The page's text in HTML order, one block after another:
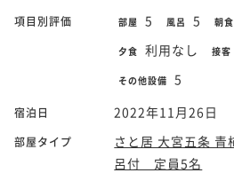
項目別評価 部屋 5 風呂 5 朝食
夕食 利用なし 接客
その他設備 5
宿泊日 2022年11月26日
部屋タイプ
さと居 大宮五条 青
呂付 定員5名